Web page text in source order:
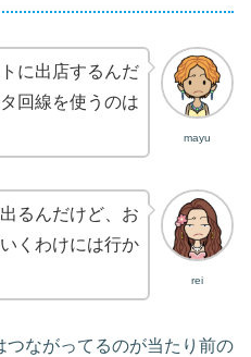
mayu
に出店するんだ
回線を使うのは
rei
るんだけど、お
くわけには行か
ながってるのが当たり前の